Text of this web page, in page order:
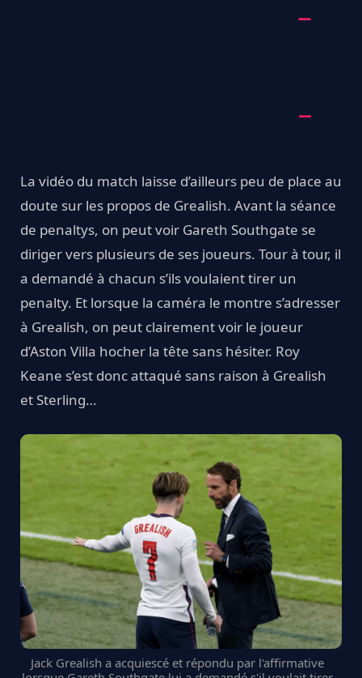
La vidéo du match laisse d’ailleurs peu de place au
doute sur les propos de Grealish. Avant la séance
de penaltys, on peut voir Gareth Southgate se
diriger vers plusieurs de ses joueurs. Tour à tour, il
a demandé à chacun s’ils voulaient tirer un
penalty. Et lorsque la caméra le montre s’adresser
à Grealish, on peut clairement voir le joueur
d’Aston Villa hocher la tête sans hésiter. Roy
Keane s’est donc attaqué sans raison à Grealish
et Sterling…
Jack Grealish a acquiescé et répondu par l'affirmative